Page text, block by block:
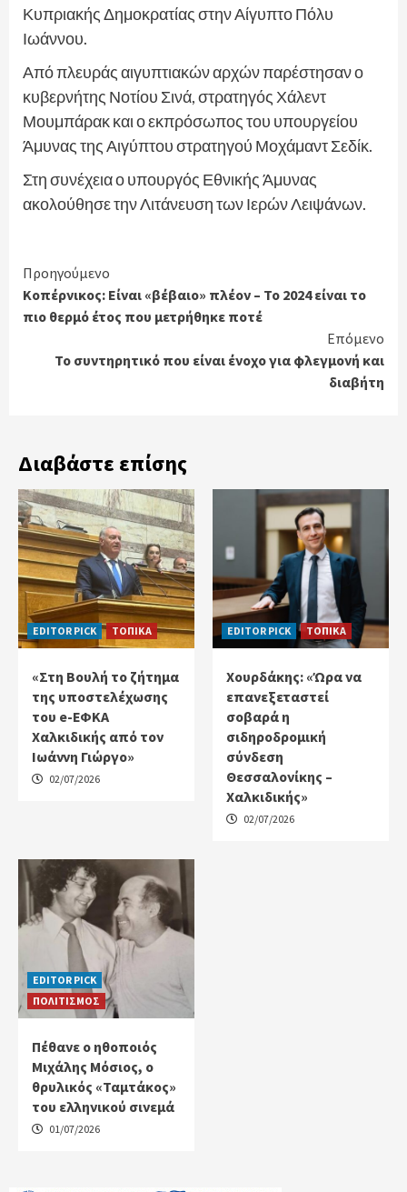
Κυπριακής Δημοκρατίας στην Αίγυπτο Πόλυ
Ιωάννου.
Από πλευράς αιγυπτιακών αρχών παρέστησαν ο
κυβερνήτης Νοτίου Σινά, στρατηγός Χάλεντ
Μουμπάρακ και ο εκπρόσωπος του υπουργείου
Άμυνας της Αιγύπτου στρατηγού Μοχάμαντ Σεδίκ.
Στη συνέχεια ο υπουργός Εθνικής Άμυνας
ακολούθησε την Λιτάνευση των Ιερών Λειψάνων.
Continue
Reading
Προηγούμενο
Κοπέρνικος: Είναι «βέβαιο» πλέον – Το 2024 είναι το
πιο θερμό έτος που μετρήθηκε ποτέ
Επόμενο
Το συντηρητικό που είναι ένοχο για φλεγμονή και
διαβήτη
Διαβάστε επίσης
EDITOR PICK ΤΟΠΙΚΑ
«Στη Βουλή το ζήτημα
της υποστελέχωσης
του e-ΕΦΚΑ
Χαλκιδικής από τον
Ιωάννη Γιώργο»
02/07/2026
EDITOR PICK ΤΟΠΙΚΑ
Χουρδάκης: «Ώρα να
επανεξεταστεί
σοβαρά η
σιδηροδρομική
σύνδεση
Θεσσαλονίκης –
Χαλκιδικής»
02/07/2026
EDITOR PICK
ΠΟΛΙΤΙΣΜΟΣ
Πέθανε ο ηθοποιός
Μιχάλης Μόσιος, ο
θρυλικός «Ταμτάκος»
του ελληνικού σινεμά
01/07/2026